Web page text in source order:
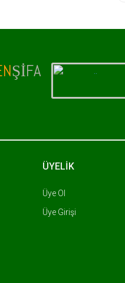
ŞIFA
ÜYELİK
Üye Ol
Üye Girişi